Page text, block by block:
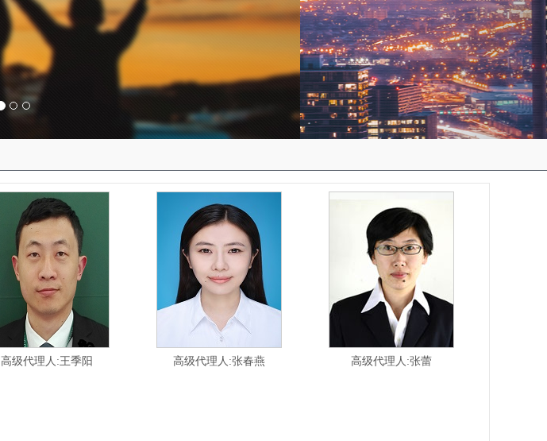
高级代理人:王季阳 高级代理人:张春燕 高级代理人:张蕾